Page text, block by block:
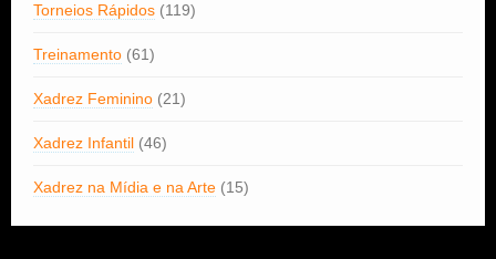
Torneios Rápidos (119)
Treinamento (61)
Xadrez Feminino (21)
Xadrez Infantil (46)
Xadrez na Mídia e na Arte (15)